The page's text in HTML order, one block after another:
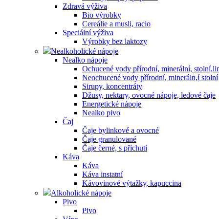
Zdravá výživa
Bio výrobky
Cereálie a musli, racio
Speciální výživa
Výrobky bez laktozy
Nealkoholické nápoje
Nealko nápoje
Ochucené vody přírodní, minerální,
Neochucené vody přírodní, mineráln,í stolní
Sirupy, koncentráty
Džusy, nektary, ovocné nápoje, ledové čaje
Energetické nápoje
Nealko pivo
Čaj
Čaje bylinkové a ovocné
Čaje granulované
Čaje černé, s příchutí
Káva
Káva
Káva instatní
Kávovinové výtažky, kapuccina
Alkoholické nápoje
Pivo
Pivo